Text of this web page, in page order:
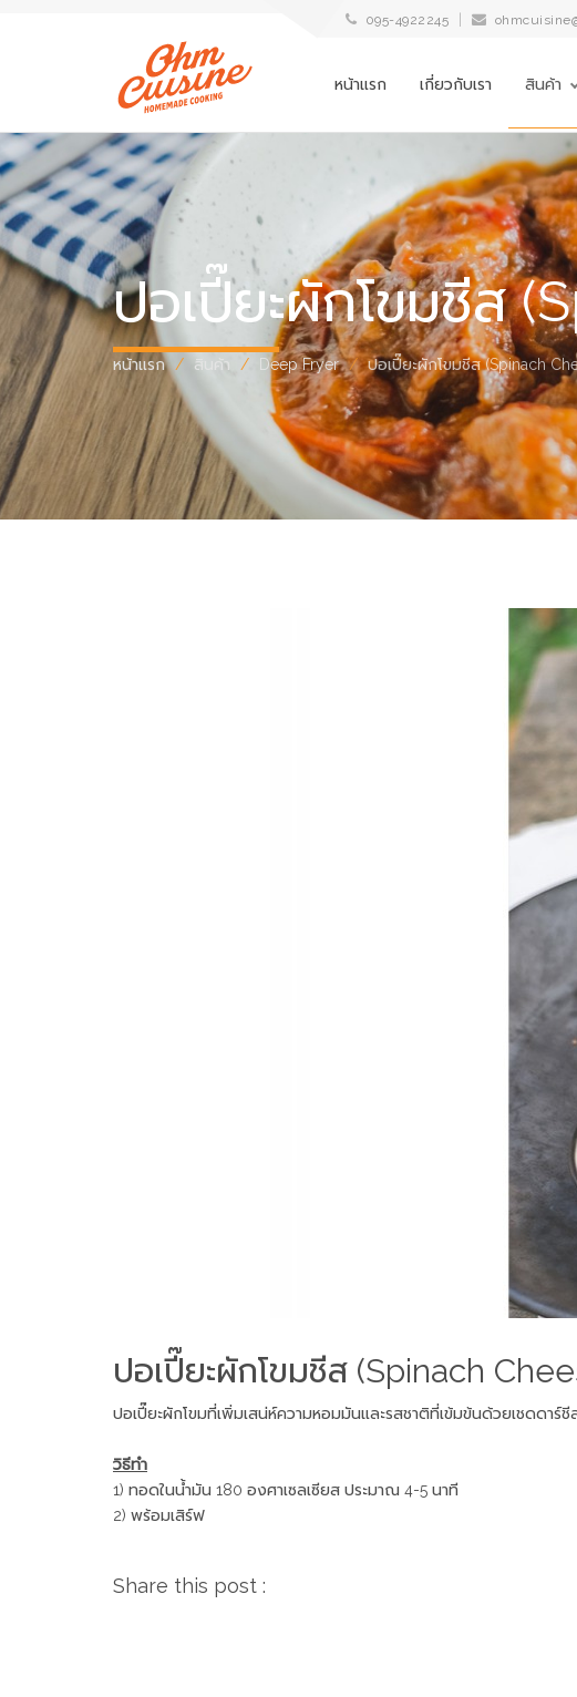
095-4922245
หน้าแรก เกี่ยวกับเรา สินค้า
ปอเปี๊ยะผักโขมชีส
หน้าแรก สินค้า Deep Fryer ปอเปี๊ยะผักโขมชีส (Spinach
ปอเปี๊ยะผักโขมชีส (Spinach
ปอเปี๊ยะผักโขมที่เพิ่มเสน่ห์ความหอมมันและรสชาติที่เข้มข้นด้วยเชดดาร์
วิธีทำ
1) ทอดในน้ำมัน 180 องศาเซลเซียส ประมาณ 4-5 นาที
2) พร้อมเสิร์ฟ
Share this post :